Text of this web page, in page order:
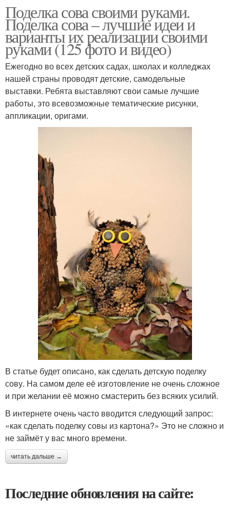
Поделка сова своими руками.
Поделка сова – лучшие идеи и
варианты их реализации своими
руками (125 фото и видео)
Ежегодно во всех детских садах, школах и колледжах
нашей страны проводят детские, самодельные
выставки. Ребята выставляют свои самые лучшие
работы, это всевозможные тематические рисунки,
аппликации, оригами.
В статье будет описано, как сделать детскую поделку
сову. На самом деле её изготовление не очень сложное
и при желании её можно смастерить без всяких усилий.
В интернете очень часто вводится следующий запрос:
«как сделать поделку совы из картона?» Это не сложно и
не займёт у вас много времени.
читать дальше →
Последние обновления на сайте: